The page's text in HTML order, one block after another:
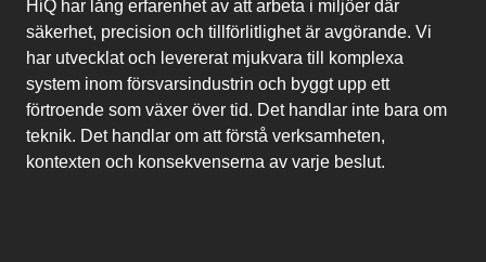
HiQ har lång erfarenhet av att arbeta i miljöer där
säkerhet, precision och tillförlitlighet är avgörande. Vi
har utvecklat och levererat mjukvara till komplexa
system inom försvarsindustrin och byggt upp ett
förtroende som växer över tid. Det handlar inte bara om
teknik. Det handlar om att förstå verksamheten,
kontexten och konsekvenserna av varje beslut.